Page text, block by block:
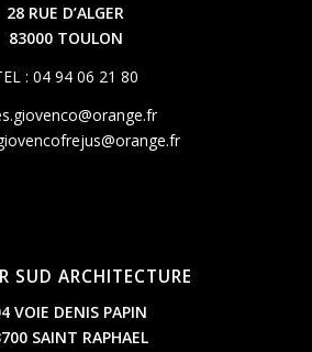
28 RUE D’ALGER
83000 TOULON
: 04 94 06 21 80
SUD ARCHITECTURE
VOIE DENIS PAPIN
SAINT RAPHAEL